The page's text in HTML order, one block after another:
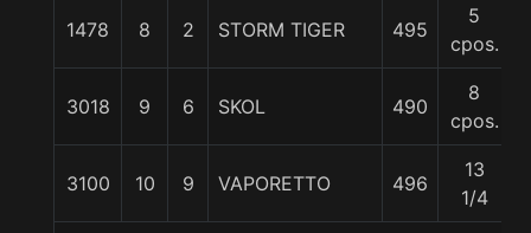
1478 8 2 STORM TIGER 495
5
cpos.
3018 9 6 SKOL 490
8
cpos.
3100 10 9 VAPORETTO 496
13
1/4